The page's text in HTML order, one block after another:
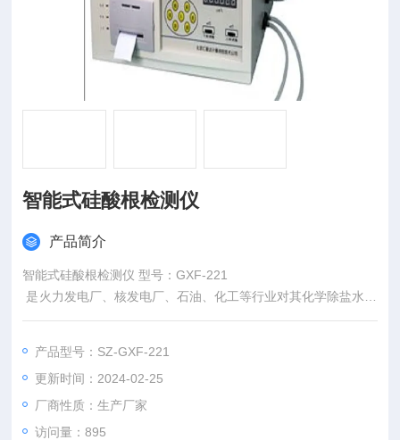
智能式硅酸根检测仪
产品简介
智能式硅酸根检测仪 型号：GXF-221
​ 是火力发电厂、核发电厂、石油、化工等行业对其化学除盐水、
锅炉给水、蒸汽、凝结水中硅酸根（SiO2）含量测定以及纯水制
产品型号：SZ-GXF-221
更新时间：2024-02-25
厂商性质：生产厂家
访问量：895